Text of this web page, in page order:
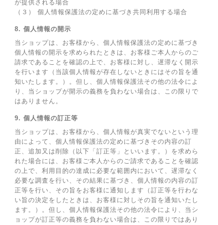
が提供される場合
（３） 個人情報保護法の定めに基づき共同利用する場合
8. 個人情報の開示
当ショップは、お客様から、個人情報保護法の定めに基づき
個人情報の開示を求められたときは、お客様ご本人からのご
請求であることを確認の上で、お客様に対し、遅滞なく開示
を行います（当該個人情報が存在しないときにはその旨を通
知いたします。）。但し、個人情報保護法その他の法令によ
り、当ショップが開示の義務を負わない場合は、この限りで
はありません。
9. 個人情報の訂正等
当ショップは、お客様から、個人情報が真実でないという理
由によって、個人情報保護法の定めに基づきその内容の訂
正、追加又は削除（以下「訂正等」といいます。）を求めら
れた場合には、お客様ご本人からのご請求であることを確認
の上で、利用目的の達成に必要な範囲内において、遅滞なく
必要な調査を行い、その結果に基づき、個人情報の内容の訂
正等を行い、その旨をお客様に通知します（訂正等を行わな
い旨の決定をしたときは、お客様に対しその旨を通知いたし
ます。）。但し、個人情報保護法その他の法令により、当シ
ョップが訂正等の義務を負わない場合は、この限りではあり